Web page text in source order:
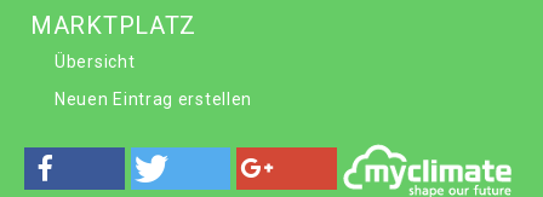
MARKTPLATZ
Übersicht
Neuen Eintrag erstellen